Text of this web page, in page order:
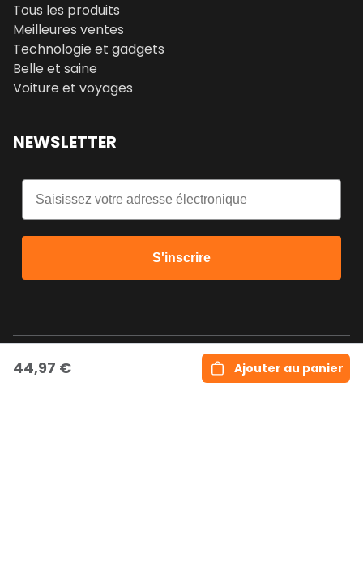
Tous les produits
Meilleures ventes
Technologie et gadgets
Belle et saine
Voiture et voyages
NEWSLETTER
Email
S'inscrire
44,97 € Ajouter au panier